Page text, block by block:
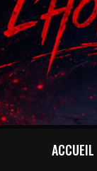
ACCUEIL